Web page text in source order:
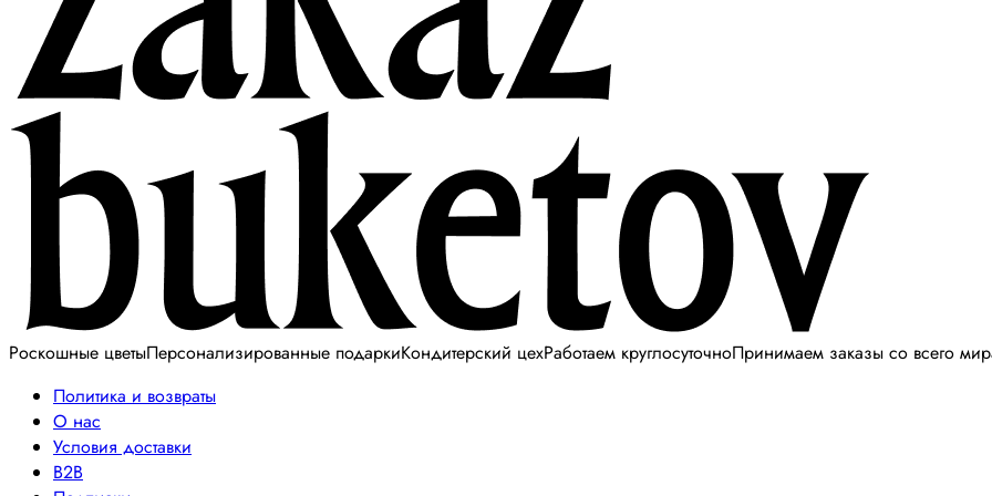
Роскошные цветыПерсонализированные подаркиКондитерский цехРаботаем круглосуточноПринимаем заказы со всего
Политика и возвраты
О нас
Условия доставки
B2B